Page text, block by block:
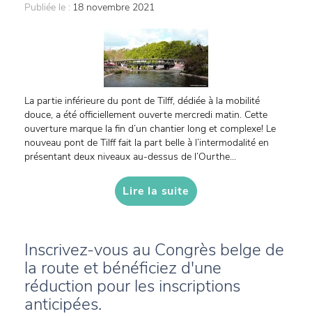
Publiée le : 18 novembre 2021
La partie inférieure du pont de Tilff, dédiée à la mobilité
douce, a été officiellement ouverte mercredi matin. Cette
ouverture marque la fin d’un chantier long et complexe! Le
nouveau pont de Tilff fait la part belle à l’intermodalité en
présentant deux niveaux au-dessus de l’Ourthe...
Lire la suite
Inscrivez-vous au Congrès belge de
la route et bénéficiez d'une
réduction pour les inscriptions
anticipées.